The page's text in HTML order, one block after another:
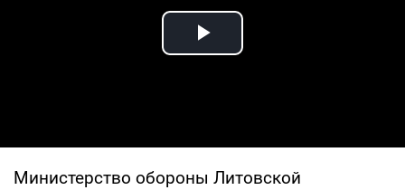
Play Video
Министерство обороны Литовской